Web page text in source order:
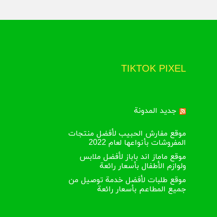
TIKTOK PIXEL
جديد المدونة
موقع مفارش الحبيب لأفضل منتجات
المفروشات بأنواعها لعام 2022
موقع ماماز اند باباز لأفضل ملابس
ولوازم الأطفال بأسعار رائعة
موقع طلبات لأفضل خدمة توصيل من
جميع المطاعم بأسعار رائعة